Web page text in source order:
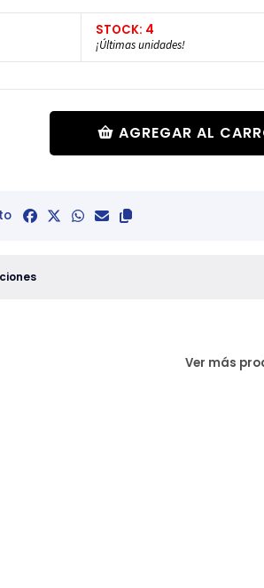
STOCK: 4
¡Últimas unidades!
AGREGAR AL
Ver más